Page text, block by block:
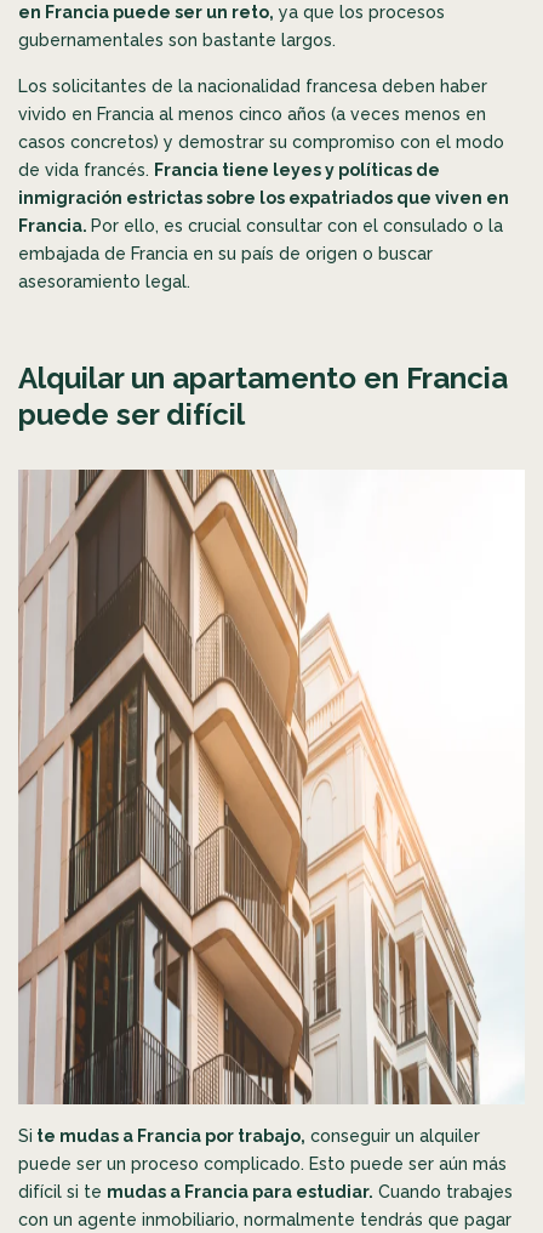
en Francia puede ser un reto, ya que los procesos
gubernamentales son bastante largos.
Los solicitantes de la nacionalidad francesa deben haber
vivido en Francia al menos cinco años (a veces menos en
casos concretos) y demostrar su compromiso con el modo
de vida francés. Francia tiene leyes y políticas de
inmigración estrictas sobre los expatriados que viven en
Francia. Por ello, es crucial consultar con el consulado o la
embajada de Francia en su país de origen o buscar
asesoramiento legal.
Alquilar un apartamento en Francia
puede ser difícil
Si te mudas a Francia por trabajo, conseguir un alquiler
puede ser un proceso complicado. Esto puede ser aún más
difícil si te mudas a Francia para estudiar. Cuando trabajes
con un agente inmobiliario, normalmente tendrás que pagar